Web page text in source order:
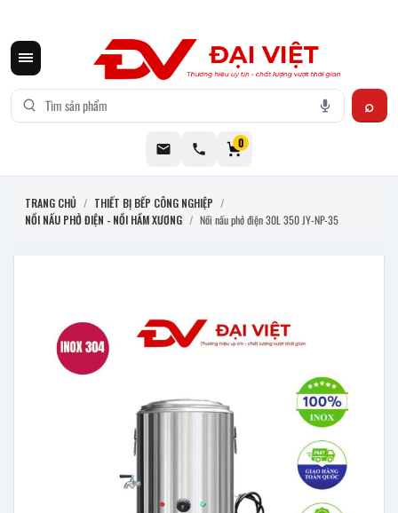
0
TRANG CHỦ / THIẾT BỊ BẾP CÔNG NGHIỆP /
NỒI NẤU PHỞ ĐIỆN - NỒI HẦM XƯƠNG / Nồi nấu phở điện 30L 350 JY-NP-35